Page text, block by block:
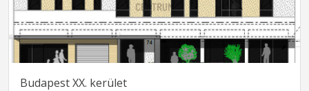
Budapest XX. kerület